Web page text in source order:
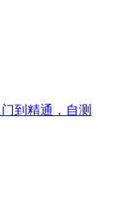
到精通，自测